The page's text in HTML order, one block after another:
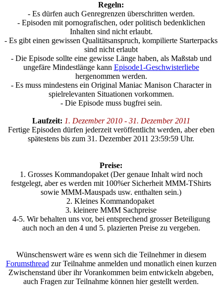
Regeln:
- Es dürfen auch Genregrenzen überschritten werden.
- Episoden mit pornografischen, oder politisch bedenklichen
Inhalten sind nicht erlaubt.
- Es gibt einen gewissen Qualitätsanspruch, kompilierte Starterpacks
sind nicht erlaubt
- Die Episode sollte eine gewisse Länge haben, als Maßstab und
ungefäre Mindestlänge kann Episode1-Geschwisterliebe
hergenommen werden.
- Es muss mindestens ein Original Maniac Manison Character in
spielrelevanten Situationen vorkommen.
- Die Episode muss bugfrei sein.
Laufzeit: 1. Dezember 2010 - 31. Dezember 2011
Fertige Episoden dürfen jederzeit veröffentlicht werden, aber eben
spätestens bis zum 31. Dezember 2011 23:59:59 Uhr.
Preise:
1. Grosses Kommandopaket (Der genaue Inhalt wird noch
festgelegt, aber es werden mit 100%er Sicherheit MMM-TShirts
sowie MMM-Mauspads usw. enthalten sein.)
2. Kleines Kommandopaket
3. kleinere MMM Sachpreise
4-5. Wir behalten uns vor, bei entsprechend grosser Beteiligung
auch noch an den 4 und 5. plazierten Preise zu vergeben.
Wünschenswert wäre es wenn sich die Teilnehmer in diesem
Forumsthread zur Teilnahme anmelden und monatlich einen kurzen
Zwischenstand über ihr Vorankommen beim entwickeln abgeben,
auch Fragen zur Teilnahme können hier gestellt werden.